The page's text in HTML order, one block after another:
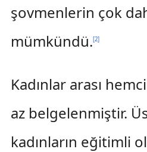
şovmenlerin çok
mümkündü.[2]
Kadınlar arası
az belgelenmiştir.
kadınların eğitimli